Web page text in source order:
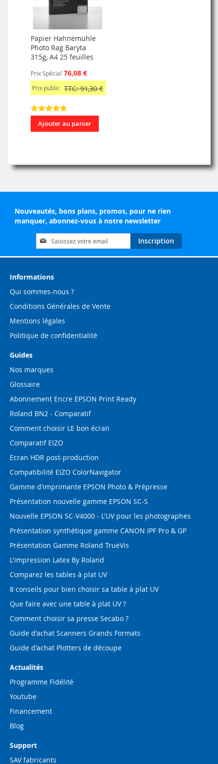
Papier Hahnemühle
Photo Rag Baryta
315g, A4 25 feuilles
Prix Spécial 76,08 €
Prix public TTC: 91,30 €
Ajouter au panier
Nouveautés, bons plans, promos, pour ne rien
manquer, abonnez-vous à notre newsletter
Inscription
à
notre
d’information
Inscription
Informations
Qui sommes-nous ?
Conditions Générales de Vente
Mentions légales
Politique de confidentialité
Guides
Nos marques
Glossaire
Abonnement Encre EPSON Print Ready
Roland BN2 - Comparatif
Comment choisir LE bon écran
Comparatif EIZO
Ecran HDR post-production
Compatibilité EIZO ColorNavigator
Gamme d'imprimante EPSON Photo & Prépresse
Présentation nouvelle gamme EPSON SC-S
Nouvelle EPSON SC-V4000 - L'UV pour les photographes
Présentation synthétique gamme CANON IPF Pro & GP
Présentation Gamme Roland TrueVis
L'impression Latex By Roland
Comparez les tables à plat UV
8 conseils pour bien choisir sa table à plat UV
Que faire avec une table à plat UV ?
Comment choisir sa presse Secabo ?
Guide d'achat Scanners Grands Formats
Guide d'achat Plotters de découpe
Actualités
Programme Fidélité
Youtube
Financement
Blog
Support
SAV fabricants